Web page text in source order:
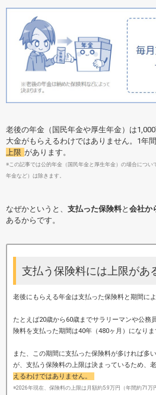
老後の年金（国民年金や厚生年金）は
大金がもらえるわけではありません。1年
上限 があります。
※この記事では公的年金（国民年金と厚生年金）の場合につい
年金など）は除きます。
なぜかというと、 支払った保険料と 会社か
あるからです。
支払う保険料には上限があ
老後にもらえる年金は支払った保険料と期間に
たとえば20歳から60歳までサラリーマンや公務
険料を支払った期間は40年（480ヶ月）になりま
また、この期間に支払った保険料が多ければ多
が、支払う保険料の上限は決まっているため、
えるわけではありません。
※2026年現在、保険料の上限は月額約5.9万円（年間約71万